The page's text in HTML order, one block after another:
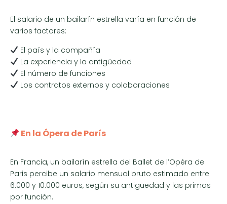
El salario de un bailarín estrella varía en función de
varios factores:
El país y la compañía
La experiencia y la antigüedad
El número de funciones
Los contratos externos y colaboraciones
En la Ópera de París
En Francia, un bailarín estrella del Ballet de l’Opéra de
Paris percibe un salario mensual bruto estimado entre
6.000 y 10.000 euros, según su antigüedad y las primas
por función.